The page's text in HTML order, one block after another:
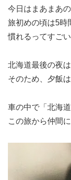
今日はまあまあの
旅初めの頃は5時
慣れるってすごい
北海道最後の夜
そのため、夕飯は
車の中で「北海
この旅から仲間